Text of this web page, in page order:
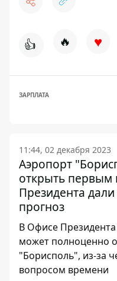
👍 🔥 ♥
ЗАРПЛАТА
11:44, 02 декабря 2023
Аэропорт
открыть первым
Президента
прогноз
В Офисе
может полноценно
"Борисполь", из-за
вопросом времени